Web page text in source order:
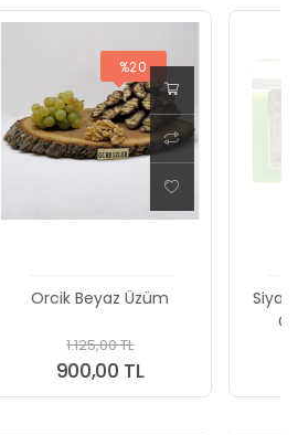
%20
Siyah Üzüm Orciği 650
620,00 TL